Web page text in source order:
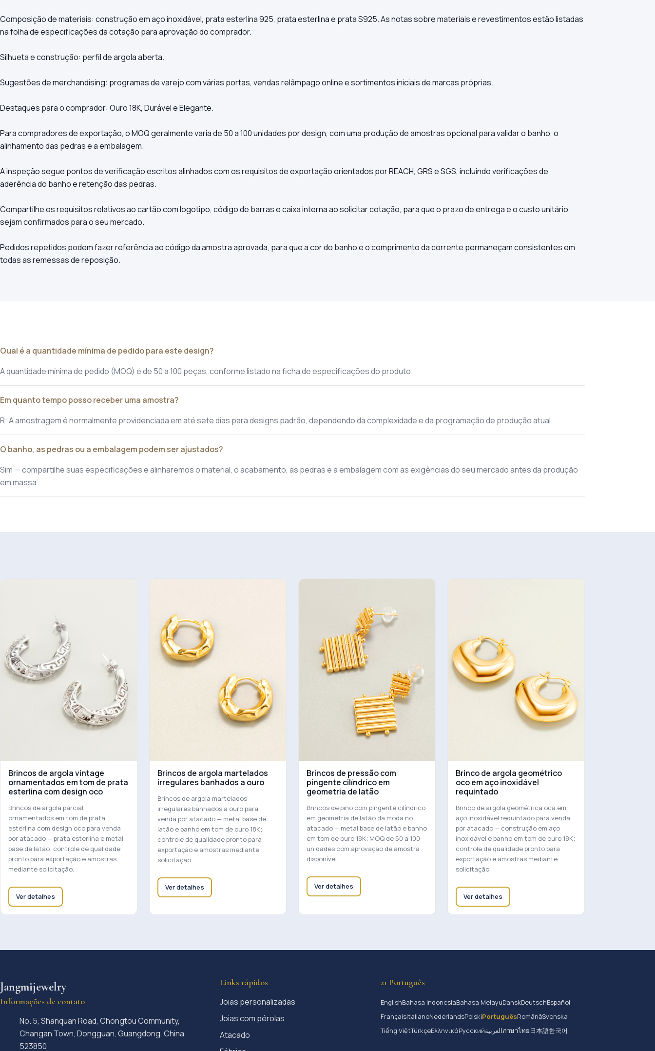
Composição de materiais: construção em aço inoxidável, prata esterlina 925, prata esterlina e prata S925. As notas sobre materiais e revestimentos estão listadas
na folha de especificações da cotação para aprovação do comprador.
Silhueta e construção: perfil de argola aberta.
Sugestões de merchandising: programas de varejo com várias portas, vendas relâmpago online e sortimentos iniciais de marcas próprias.
Destaques para o comprador: Ouro 18K, Durável e Elegante.
Para compradores de exportação, o MOQ geralmente varia de 50 a 100 unidades por design, com uma produção de amostras opcional para validar o banho, o
alinhamento das pedras e a embalagem.
A inspeção segue pontos de verificação escritos alinhados com os requisitos de exportação orientados por REACH, GRS e SGS, incluindo verificações de
aderência do banho e retenção das pedras.
Compartilhe os requisitos relativos ao cartão com logotipo, código de barras e caixa interna ao solicitar cotação, para que o prazo de entrega e o custo unitário
sejam confirmados para o seu mercado.
Pedidos repetidos podem fazer referência ao código da amostra aprovada, para que a cor do banho e o comprimento da corrente permaneçam consistentes em
todas as remessas de reposição.
Qual é a quantidade mínima de pedido para este design?
A quantidade mínima de pedido (MOQ) é de 50 a 100 peças, conforme listado na ficha de especificações do produto.
Em quanto tempo posso receber uma amostra?
R: A amostragem é normalmente providenciada em até sete dias para designs padrão, dependendo da complexidade e da programação de produção atual.
O banho, as pedras ou a embalagem podem ser ajustados?
Sim — compartilhe suas especificações e alinharemos o material, o acabamento, as pedras e a embalagem com as exigências do seu mercado antes da produção
em massa.
Brincos de argola vintage
ornamentados em tom de prata
esterlina com design oco
Brincos de argola parcial
ornamentados em tom de prata
esterlina com design oco para venda
por atacado — prata esterlina e metal
base de latão; controle de qualidade
pronto para exportação e amostras
mediante solicitação.
Ver detalhes
Brincos de argola martelados
irregulares banhados a ouro
Brincos de argola martelados
irregulares banhados a ouro para
venda por atacado — metal base de
latão e banho em tom de ouro 18K;
controle de qualidade pronto para
exportação e amostras mediante
solicitação.
Ver detalhes
Brincos de pressão com
pingente cilíndrico em
geometria de latão
Brincos de pino com pingente cilíndrico
em geometria de latão da moda no
atacado — metal base de latão e banho
em tom de ouro 18K; MOQ de 50 a 100
unidades com aprovação de amostra
disponível.
Ver detalhes
Brinco de argola geométrico
oco em aço inoxidável
requintado
Brinco de argola geométrica oca em
aço inoxidável requintado para venda
por atacado — construção em aço
inoxidável e banho em tom de ouro 18K;
controle de qualidade pronto para
exportação e amostras mediante
solicitação.
Ver detalhes
Jangmijewelry
Informações de contato
No. 5, Shanquan Road, Chongtou Community,
Changan Town, Dongguan, Guangdong, China
523850
Links rápidos
Joias personalizadas
Joias com pérolas
Atacado
21 Português
EnglishBahasa IndonesiaBahasa MelayuDanskDeutschEspañol
FrançaisItalianoNederlandsPolskiPortuguêsRomânăSvenska
Tiếng ViệtTürkçeΕλληνικάРусскийالعربيةภาษาไทย日本語한국어